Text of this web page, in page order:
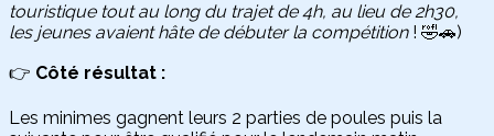
touristique tout au long du trajet de 4h, au lieu de 2h30,
les jeunes avaient hâte de débuter la compétition! 🤣🚗)
👉 Côté résultat :
Les minimes gagnent leurs 2 parties de poules puis la